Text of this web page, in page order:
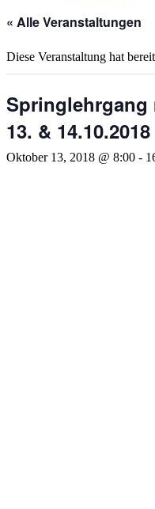
« Alle Veranstaltungen
Diese Veranstaltung hat
Springlehrgang
13. & 14.10.2018
Oktober 13, 2018 @ 8:00 -